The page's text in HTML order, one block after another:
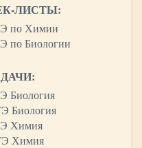
ЛИСТЫ:
по Химии
по Биологии
Биология
Биология
Химия
Химия